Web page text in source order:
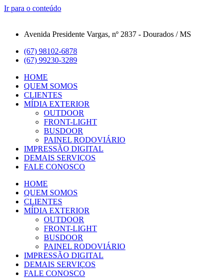
Ir para o conteúdo
Avenida Presidente Vargas, nº 2837 - Dourados / MS
(67) 98102-6878
(67) 99230-3289
HOME
QUEM SOMOS
CLIENTES
MÍDIA EXTERIOR
OUTDOOR
FRONT-LIGHT
BUSDOOR
PAINEL RODOVIÁRIO
IMPRESSÃO DIGITAL
DEMAIS SERVIÇOS
FALE CONOSCO
HOME
QUEM SOMOS
CLIENTES
MÍDIA EXTERIOR
OUTDOOR
FRONT-LIGHT
BUSDOOR
PAINEL RODOVIÁRIO
IMPRESSÃO DIGITAL
DEMAIS SERVIÇOS
FALE CONOSCO